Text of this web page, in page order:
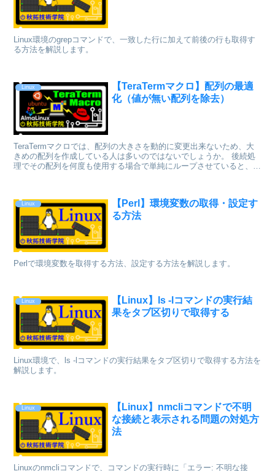
Linux環境のgrepコマンドで、一致した行に加えて前後の行も取得す
る方法を解説します。
Linux
【TeraTermマクロ】配列の最適
化（値が無い配列を除去）
TeraTermマクロでは、配列の大きさを動的に変更出来ないため、大
きめの配列を作成している人は多いのではないでしょうか。 後続処
理でその配列を何度も使用する場合で単純にループさせていると、値
値が存在するものを作成したいと思います。
Linux
【Perl】環境変数の取得・設定す
る方法
Perlで環境変数を取得する方法、設定する方法を解説します。
Linux
【Linux】ls -lコマンドの実行結
果をタブ区切りで取得する
Linux環境で、ls -lコマンドの実行結果をタブ区切りで取得する方法を
解説します。
Linux
【Linux】nmcliコマンドで不明
な接続と表示される問題の対処方
法
Linuxのnmcliコマンドで、コマンドの実行時に「エラー: 不明な接